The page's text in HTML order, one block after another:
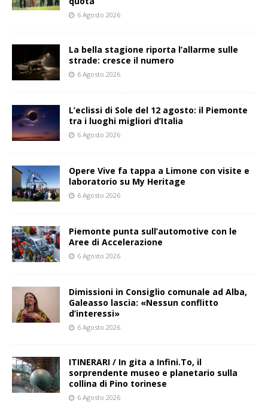
6 Agosto 2026
La bella stagione riporta l’allarme sulle
strade: cresce il numero
6 Agosto 2026
L’eclissi di Sole del 12 agosto: il Piemonte
tra i luoghi migliori d’Italia
6 Agosto 2026
Opere Vive fa tappa a Limone con visite e
laboratorio su My Heritage
6 Agosto 2026
Piemonte punta sull’automotive con le
Aree di Accelerazione
6 Agosto 2026
Dimissioni in Consiglio comunale ad Alba,
Galeasso lascia: «Nessun conflitto
d’interessi»
6 Agosto 2026
ITINERARI / In gita a Infini.To, il
sorprendente museo e planetario sulla
collina di Pino torinese
6 Agosto 2026